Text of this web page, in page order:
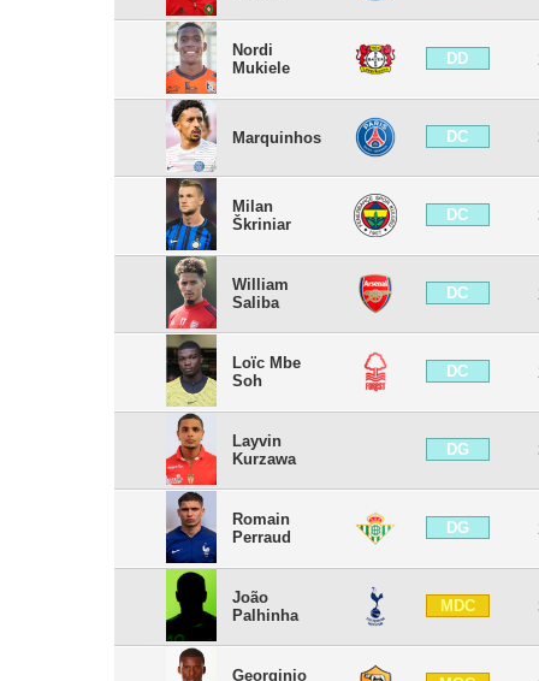
Nordi
Mukiele
DD
Marquinhos DC
Milan
Škriniar
DC
William
Saliba
DC
Loïc Mbe
Soh
DC
Layvin
Kurzawa
DG
Romain
Perraud
DG
João
Palhinha
MDC
Georginio